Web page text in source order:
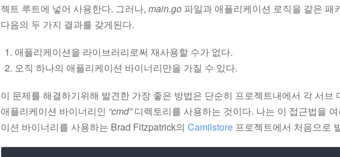
젝트 루트에 넣어 사용한다. 그러나, main.go 파일과 애플리케이션 로직을 같은 패
다음의 두 가지 결과를 갖게된다.
애플리케이션을 라이브러리로써 재사용할 수가 없다.
오직 하나의 애플리케이션 바이너리만을 가질 수 있다.
이 문제를 해결하기위해 발견한 가장 좋은 방법은 단순히 프로젝트내에서 각 서브
애플리케이션 바이너리인 “cmd”디렉토리를 사용하는 것이다. 나는 이 접근법을
이션 바이너리를 사용하는 Brad Fitzpatrick의 Camilstore 프로젝트에서 처음으로